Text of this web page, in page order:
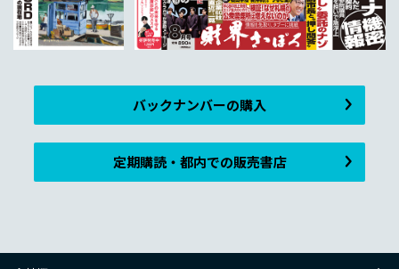
バックナンバーの購入
定期購読・都内での販売書店